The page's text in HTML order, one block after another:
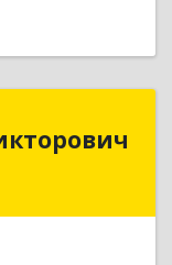
р-н, Холмск